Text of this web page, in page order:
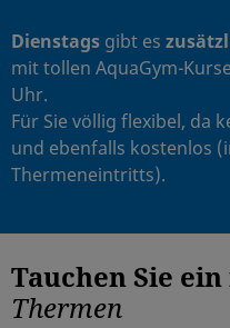
Dienstags gibt es
mit tollen AquaGym-
Uhr.
Für Sie völlig flexibel, da
und ebenfalls kostenlos
Thermeneintritts).
Tauchen Sie
Thermen